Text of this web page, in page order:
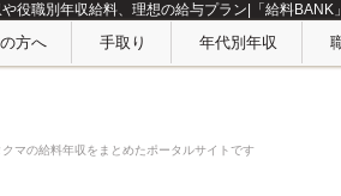
役職別年収給料、理想の給与プラン|「給料BANK」
方へ 手取り 年代別年収
クマの給料年収をまとめたポータルサイトです